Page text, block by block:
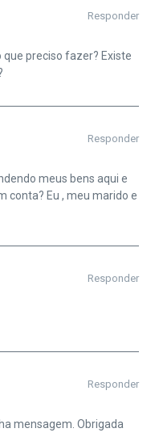
Responder
preciso fazer? Existe
Responder
meus bens aqui e
conta? Eu , meu marido e
Responder
Responder
mensagem. Obrigada